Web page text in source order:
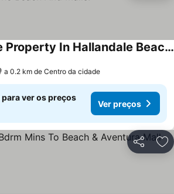
1/2 Acre Private Property In Hallandale Beach Close To The Beach And Malls.
a 0.2 km de Centro da cidade
ver os preços
Ver preços
Partilhar